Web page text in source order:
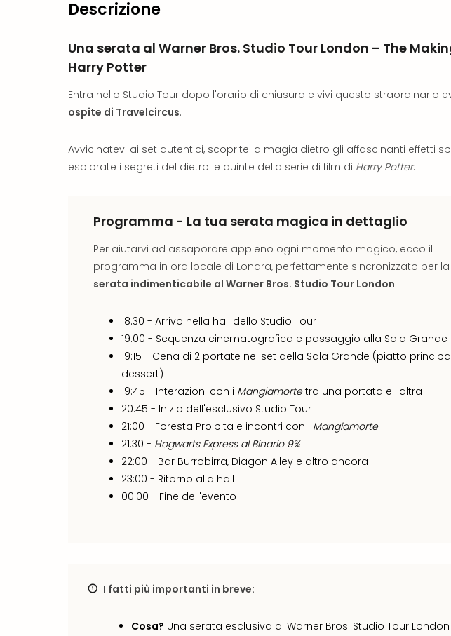
Descrizione
Una serata al Warner Bros. Studio Tour London – The
Harry Potter
Entra nello Studio Tour dopo l'orario di chiusura e vivi questo straordinario
ospite di Travelcircus.
Avvicinatevi ai set autentici, scoprite la magia dietro gli affascinanti effetti
esplorate i segreti del dietro le quinte della serie di film di Harry Potter.
Programma - La tua serata magica in dettaglio
Per aiutarvi ad assaporare appieno ogni momento magico, ecco il
programma in ora locale di Londra, perfettamente sincronizzato per
serata indimenticabile al Warner Bros. Studio Tour London:
18.30 - Arrivo nella hall dello Studio Tour
19:00 - Sequenza cinematografica e passaggio alla Sala Grande
19:15 - Cena di 2 portate nel set della Sala Grande (piatto
dessert)
19:45 - Interazioni con i Mangiamortetra una portata e l'altra
20:45 - Inizio dell'esclusivo Studio Tour
21:00 - Foresta Proibita e incontri con i Mangiamorte
21:30 - Hogwarts Express al Binario 9¾
22:00 - Bar Burrobirra, Diagon Alley e altro ancora
23:00 - Ritorno alla hall
00:00 - Fine dell'evento
I fatti più importanti in breve:
Cosa? Una serata esclusiva al Warner Bros. Studio Tour London